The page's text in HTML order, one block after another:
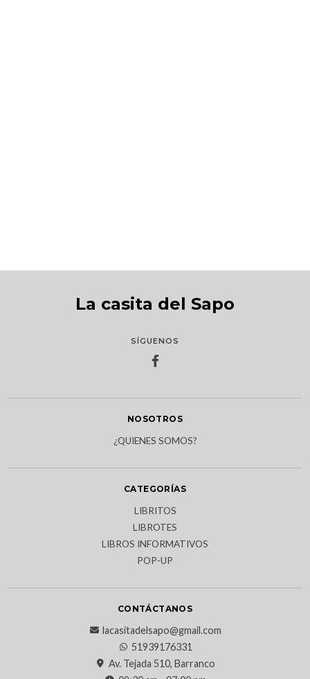
La casita del Sapo
SÍGUENOS
NOSOTROS
¿QUIENES SOMOS?
CATEGORÍAS
LIBRITOS
LIBROTES
LIBROS INFORMATIVOS
POP-UP
CONTÁCTANOS
lacasitadelsapo@gmail.com
51939176331
Av. Tejada 510, Barranco